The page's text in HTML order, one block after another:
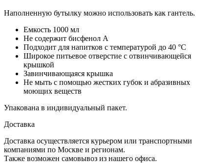
Наполненную бутылку можно использовать как гантель.
Емкость 1000 мл
Не содержит бисфенол А
Подходит для напитков с температурой до 40 °C
Широкое питьевое отверстие с отвинчивающейся
крышкой
Завинчивающаяся крышка
Не мыть с помощью жестких губок и абразивных
моющих веществ
Упакована в индивидуальный пакет.
Доставка
Доставка осуществляется курьером или транспортными
компаниями по Москве и регионам.
Также возможен самовывоз из нашего офиса.